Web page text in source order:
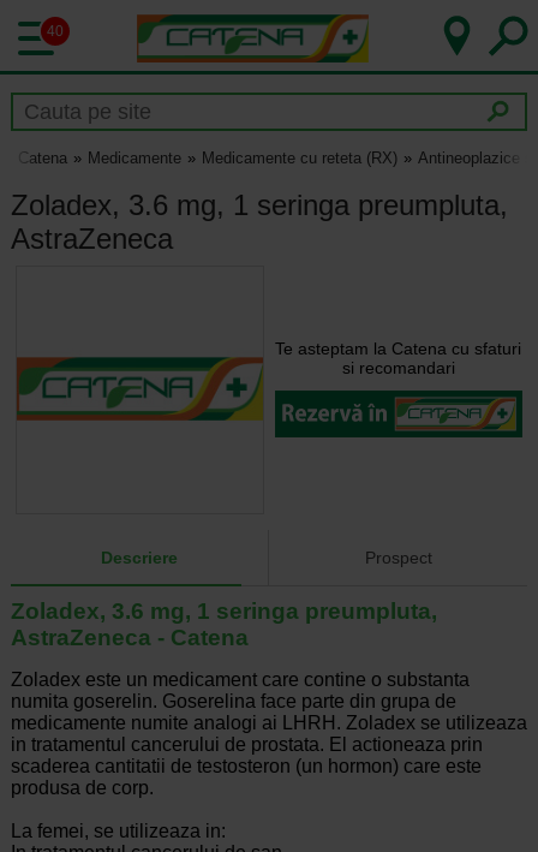
40
Catena Medicamente Medicamente cu reteta (RX) Antineoplazice
Zoladex, 3.6 mg, 1 seringa preumpluta,
AstraZeneca
Te asteptam la Catena cu sfaturi
si recomandari
Descriere Prospect
Zoladex, 3.6 mg, 1 seringa preumpluta,
AstraZeneca - Catena
Zoladex este un medicament care contine o substanta
numita goserelin. Goserelina face parte din grupa de
medicamente numite analogi ai LHRH. Zoladex se utilizeaza
in tratamentul cancerului de prostata. El actioneaza prin
scaderea cantitatii de testosteron (un hormon) care este
produsa de corp.
La femei, se utilizeaza in: